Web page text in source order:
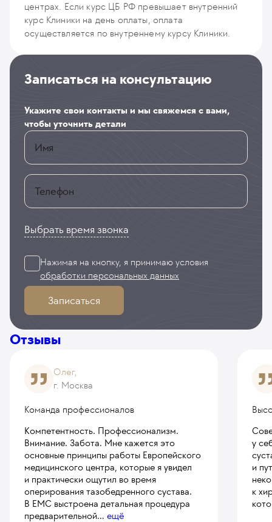
центрах. Если курс ЦБ РФ превышает внутренний
курс Клиники на день оплаты, оплата
осуществляется по внутреннему курсу Клиники.
Записаться на консультацию
Укажите свои контакты и мы свяжемся с вами,
чтобы уточнить детали
Имя
Телефон
Выбрать время звонка
Нажимая на кнопку, я принимаю условия
обработки персональных данных
Записаться
Отзывы
Олег,
г. Москва
Команда профессионалов
Компетентность. Профессионализм.
Внимание. Забота. Мне кажется это
основные принципы работы Европейского
медицинского центра, которые я увидел
и практически ощутил во время
оперирования тазобедренного сустава.
В ЕМС выстроена детальная процедура
предварительной... ещё
у
и
к